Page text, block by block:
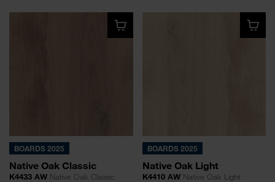
BOARDS 2025
Native Oak Classic
K4433 AW Native Oak Classic
BOARDS 2025
Native Oak Light
K4410 AWNative Oak Light